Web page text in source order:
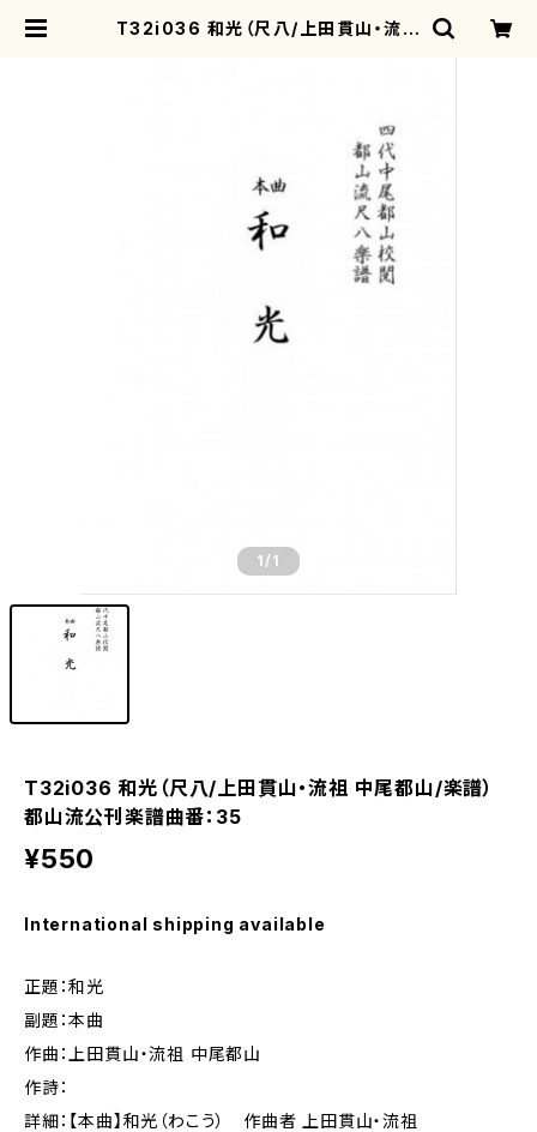
T32i036 和光（尺八/上田貫山・流祖
1 /1
T32i036 和光（尺八/上田貫山・流祖 中尾都山/楽譜）
都山流公刊楽譜曲番：35
¥550
International shipping available
正題：和光
副題：本曲
作曲：上田貫山・流祖 中尾都山
作詩：
詳細：【本曲】和光（わこう） 作曲者 上田貫山・流祖